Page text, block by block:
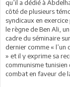
qu’il a dédié à
côté de plusieurs
syndicaux en
le règne de Ben Ali,
cadre du séminaire
dernier comme «
» et il y exprime sa
communisme
combat en faveur de